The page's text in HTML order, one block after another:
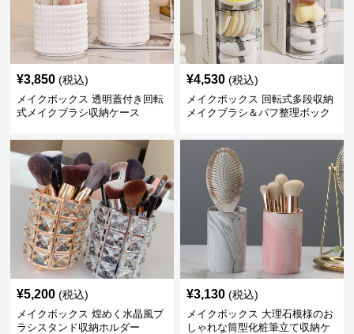
¥3,850 (税込)
メイクボックス 透明蓋付き回転
式メイクブラシ収納ケース
¥4,530 (税込)
メイクボックス 回転式多段収納
メイクブラシ＆パフ整理ボック
¥5,200 (税込)
メイクボックス 煌めく水晶風ブ
ラシスタンド収納ホルダー
¥3,130 (税込)
メイクボックス 大理石模様のお
しゃれな筒型化粧筆立て収納ケ